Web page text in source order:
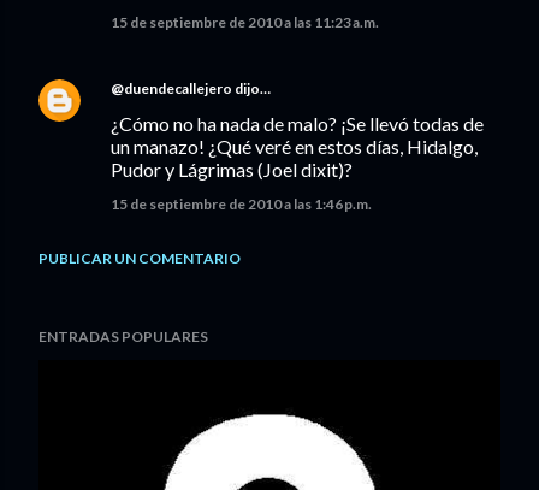
15 de septiembre de 2010 a las 11:23 a.m.
@duendecallejero dijo…
¿Cómo no ha nada de malo? ¡Se llevó todas de
un manazo! ¿Qué veré en estos días, Hidalgo,
Pudor y Lágrimas (Joel dixit)?
15 de septiembre de 2010 a las 1:46 p.m.
PUBLICAR UN COMENTARIO
ENTRADAS POPULARES